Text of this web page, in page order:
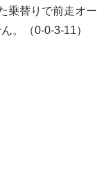
乗替りで前走オー
。（0-0-3-11）